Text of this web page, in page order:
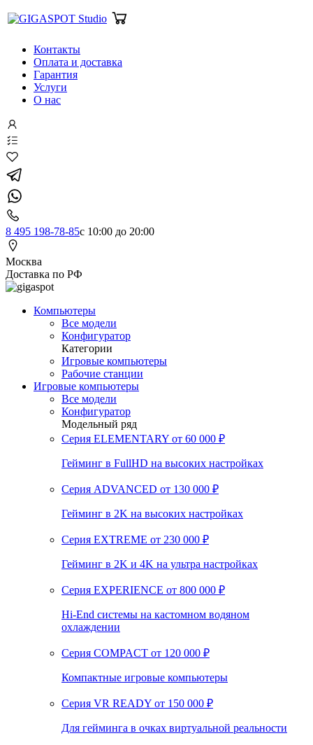
Контакты
Оплата и доставка
Гарантия
Услуги
О нас
8 495 198-78-85с 10:00 до 20:00
Москва
Доставка по РФ
Компьютеры
Все модели
Конфигуратор
Категории
Игровые компьютеры
Рабочие станции
Игровые компьютеры
Все модели
Конфигуратор
Модельный ряд
Серия ELEMENTARY от 60 000 ₽
Гейминг в FullHD на высоких настройках
Серия ADVANCED от 130 000 ₽
Гейминг в 2K на высоких настройках
Серия EXTREME от 230 000 ₽
Гейминг в 2K и 4K на ультра настройках
Серия EXPERIENCE от 800 000 ₽
Hi-End системы на кастомном водяном
охлаждении
Серия COMPACT от 120 000 ₽
Компактные игровые компьютеры
Серия VR READY от 150 000 ₽
Для гейминга в очках виртуальной реальности